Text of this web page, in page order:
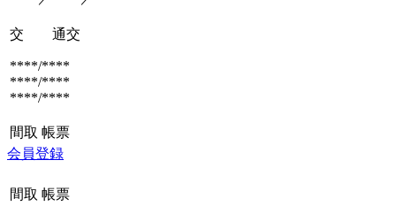
交 通交
****/****
****/****
****/****
間取 帳票
会員登録
間取 帳票